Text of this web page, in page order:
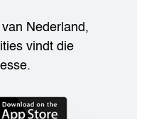
Nederland,
vindt die